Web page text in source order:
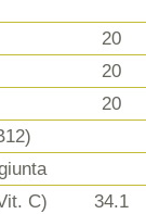
20
20
20
C)
34.1